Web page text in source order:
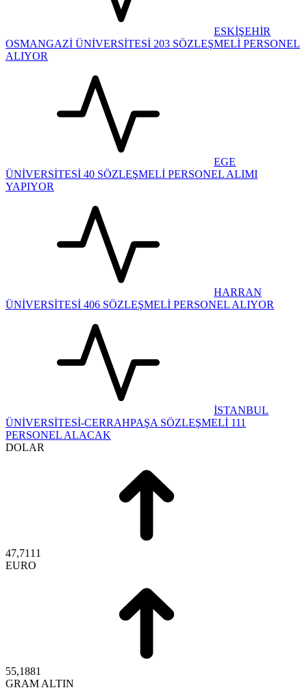
ESKİŞEHİR
OSMANGAZİ ÜNİVERSİTESİ 203 SÖZLEŞMELİ PERSONEL
ALIYOR
EGE
ÜNİVERSİTESİ 40 SÖZLEŞMELİ PERSONEL ALIMI
YAPIYOR
HARRAN
ÜNİVERSİTESİ 406 SÖZLEŞMELİ PERSONEL ALIYOR
İSTANBUL
ÜNİVERSİTESİ-CERRAHPAŞA SÖZLEŞMELİ 111
PERSONEL ALACAK
DOLAR
47,7111
EURO
55,1881
GRAM ALTIN